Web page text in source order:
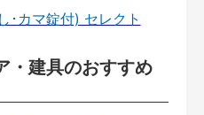
･カマ錠付) セレクト
・建具のおすすめ